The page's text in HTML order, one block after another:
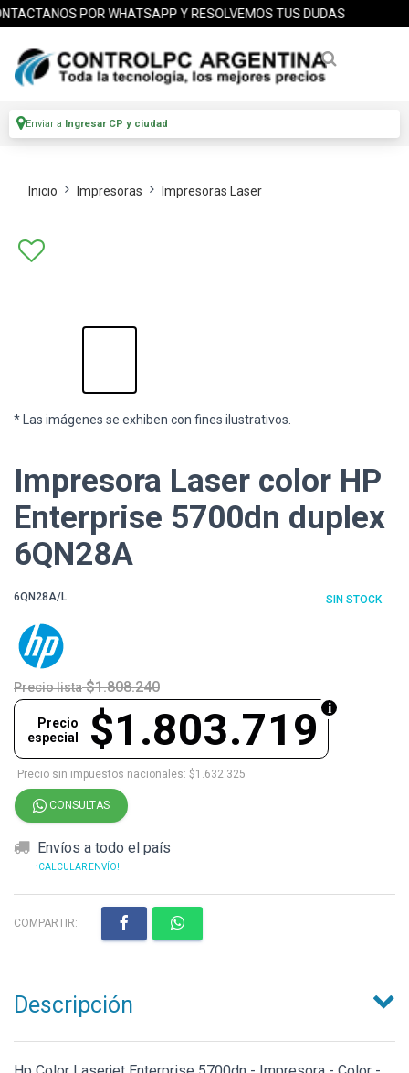
POR WHATSAPP Y RESOLVEMOS TUS DUDAS
Enviar a Ingresar CP y ciudad
Inicio Impresoras Impresoras Laser
* Las imágenes se exhiben con fines ilustrativos.
Impresora Laser color HP
Enterprise 5700dn duplex
6QN28A
6QN28A/L SIN STOCK
Precio lista $1.808.240
$1.803.719
Precio
especial
Precio sin impuestos nacionales: $1.632.325
CONSULTAS
Envíos a todo el país
¡CALCULAR ENVÍO!
COMPARTIR:
Descripción